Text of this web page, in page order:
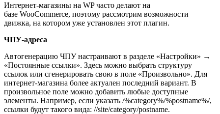
Интернет-магазины на WP часто делают на
базе WooCommerce, поэтому рассмотрим возможности
движка, на котором уже установлен этот плагин.
ЧПУ-адреса
Автогенерацию ЧПУ настраивают в разделе «Настройки» →
«Постоянные ссылки». Здесь можно выбрать структуру
ссылок или сгенерировать свою в поле «Произвольно». Для
интернет-магазина более актуален последний вариант. В
произвольное поле можно добавить любые доступные
элементы. Например, если указать /%category%/%postname%/,
ссылки будут такого вида: //site/category/postname.